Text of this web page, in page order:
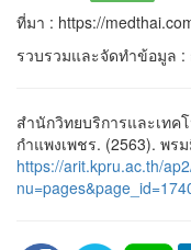
ที่มา : https://
รวบรวมและจัดทำข้อมูล
สำนักวิทยบริการและเท
กำแพงเพชร. (2563). พร
https://arit.kpru.ac.th/